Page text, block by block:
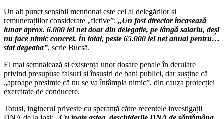
Un alt punct sensibil menționat este cel al delegărilor și
remunerațiilor considerate „fictive”: „Un fost director încasează
lunar aprox. 6.000 lei net doar din delegație, pe lângă salariu, deși
nu face nimic concret. În total, peste 65.000 lei net anual pentru…
stat degeaba”, scrie Bucșă.
El mai semnalează și existența unor dosare penale în derulare
privind presupuse falsuri și însușiri de bani publici, dar susține că
„aproape presimte că nu se va întâmpla nimic”, din cauza protecției
exercitate de conducere.
Totuși, inginerul privește cu speranță către recentele investigații